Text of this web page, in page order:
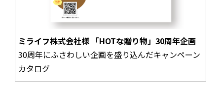
ミライフ株式会社様 「HOTな贈り物」30周年企画
30周年にふさわしい企画を盛り込んだキャンペーン
カタログ